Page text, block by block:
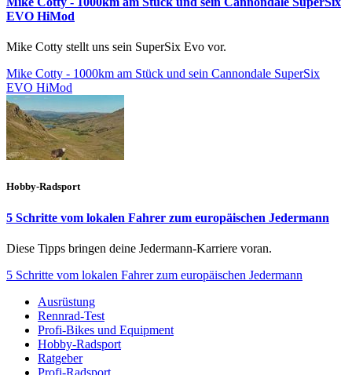
EVO HiMod
Mike Cotty stellt uns sein SuperSix Evo vor.
Mike Cotty - 1000km am Stück und sein Cannondale SuperSix
EVO HiMod
Hobby-Radsport
5 Schritte vom lokalen Fahrer zum europäischen Jedermann
Diese Tipps bringen deine Jedermann-Karriere voran.
5 Schritte vom lokalen Fahrer zum europäischen Jedermann
Ausrüstung
Rennrad-Test
Profi-Bikes und Equipment
Hobby-Radsport
Ratgeber
Profi-Radsport